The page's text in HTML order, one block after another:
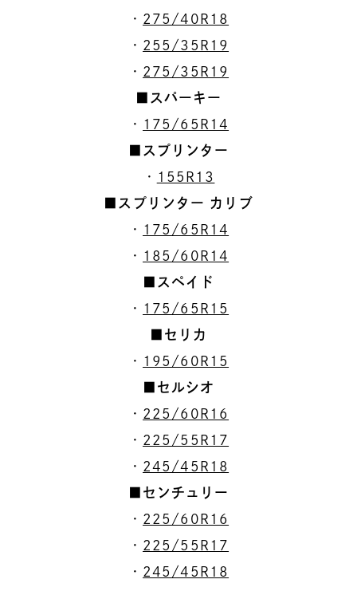
・ 275/40R18
・ 255/35R19
・ 275/35R19
■スパーキー
・ 175/65R14
■スプリンター
・ 155R13
■スプリンター カリブ
・ 175/65R14
・ 185/60R14
■スペイド
・ 175/65R15
■セリカ
・ 195/60R15
■セルシオ
・ 225/60R16
・ 225/55R17
・ 245/45R18
■センチュリー
・ 225/60R16
・ 225/55R17
・ 245/45R18